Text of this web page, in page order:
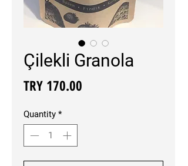
Çilekli Granola
TRY 170.00
Quantity *